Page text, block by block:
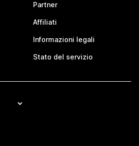
Partner
Affiliati
Informazioni legali
Stato del servizio